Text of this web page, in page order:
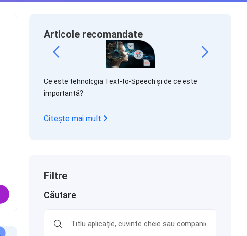
Articole recomandate
Ce este tehnologia Text-to-Speech și de ce este
importantă?
Citește mai mult
Filtre
Căutare